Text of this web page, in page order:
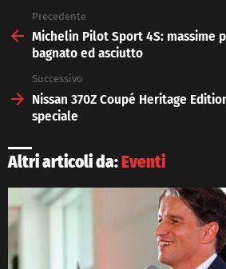
more
Precedente
Michelin Pilot Sport 4S: massime
bagnato ed asciutto
Successivo
Nissan 370Z Coupé Heritage
speciale
Altri articoli da:Eventi